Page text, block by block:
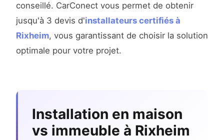
conseillé. CarConect vous permet de obtenir
jusqu'à 3 devis d'installateurs certifiés à
Rixheim, vous garantissant de choisir la solution
optimale pour votre projet.
Installation en maison
vs immeuble à Rixheim